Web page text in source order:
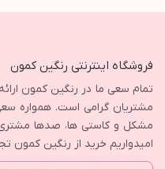
فروشگاه اینترنتی رنگین کمون
تمام سعی ما در رنگین کمون
مشتریان گرامی است. همواره
مشکل و کاستی ها، صدها مشتری
امیدواریم خرید از رنگین کمون